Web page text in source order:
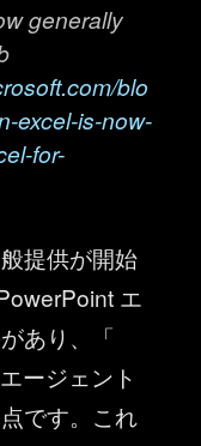
generally
blo
excel-is-now-
for-
提供が開始
エ
あり、「
ージェント
です。これ